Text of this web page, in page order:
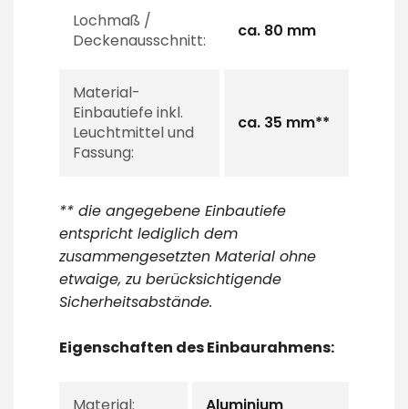
Lochmaß /
Deckenausschnitt:
ca. 80 mm
Material-
Einbautiefe inkl.
Leuchtmittel und
Fassung:
ca. 35 mm**
** die angegebene Einbautiefe
entspricht lediglich dem
zusammengesetzten Material ohne
etwaige, zu berücksichtigende
Sicherheitsabstände.
Eigenschaften des Einbaurahmens:
Material: Aluminium